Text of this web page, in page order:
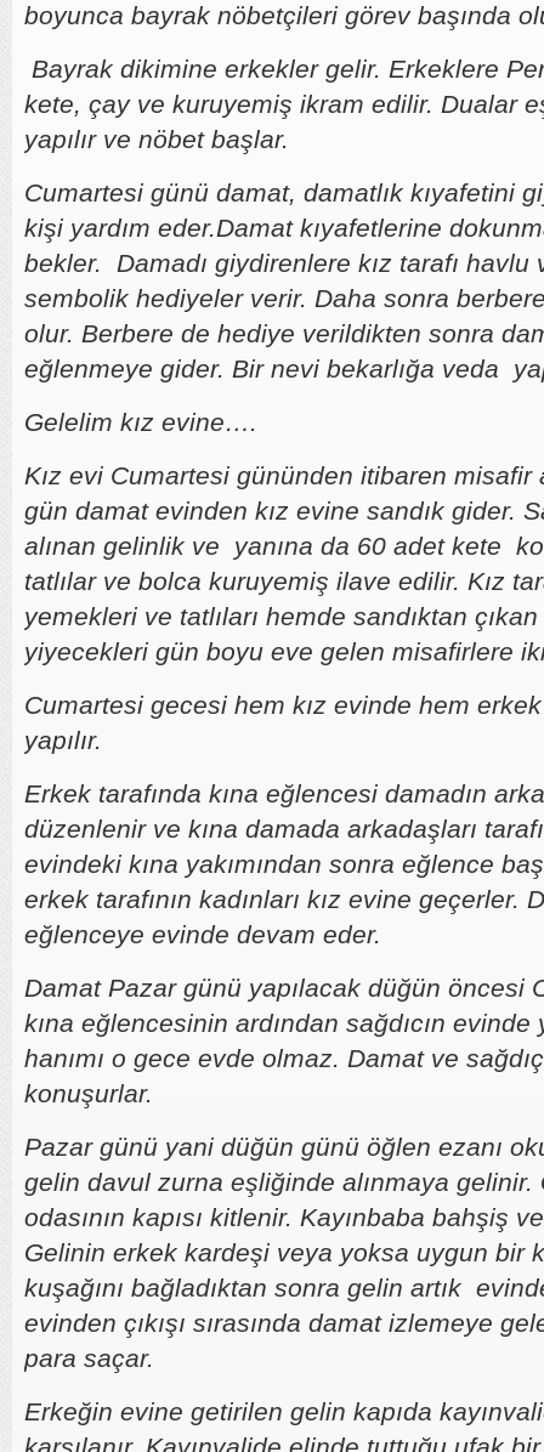
boyunca bayrak nöbetçileri görev başında
Bayrak dikimine erkekler gelir. Erkeklere
kete, çay ve kuruyemiş ikram edilir. Dualar
yapılır ve nöbet başlar.
Cumartesi günü damat, damatlık kıyafetini
kişi yardım eder.Damat kıyafetlerine
bekler. Damadı giydirenlere kız tarafı
sembolik hediyeler verir. Daha sonra
olur. Berbere de hediye verildikten sonra
eğlenmeye gider. Bir nevi bekarlığa veda
Gelelim kız evine….
Kız evi Cumartesi gününden itibaren misafir
gün damat evinden kız evine sandık gider.
alınan gelinlik ve yanına da 60 adet kete
tatlılar ve bolca kuruyemiş ilave edilir. Kız
yemekleri ve tatlıları hemde sandıktan
yiyecekleri gün boyu eve gelen misafirlere
Cumartesi gecesi hem kız evinde hem
yapılır.
Erkek tarafında kına eğlencesi damadın
düzenlenir ve kına damada arkadaşları
evindeki kına yakımından sonra eğlence
erkek tarafının kadınları kız evine geçerler.
eğlenceye evinde devam eder.
Damat Pazar günü yapılacak düğün öncesi
kına eğlencesinin ardından sağdıcın evinde
hanımı o gece evde olmaz. Damat ve
konuşurlar.
Pazar günü yani düğün günü öğlen ezanı
gelin davul zurna eşliğinde alınmaya
odasının kapısı kitlenir. Kayınbaba bahşiş
Gelinin erkek kardeşi veya yoksa uygun bir
kuşağını bağladıktan sonra gelin artık
evinden çıkışı sırasında damat izlemeye
para saçar.
Erkeğin evine getirilen gelin kapıda